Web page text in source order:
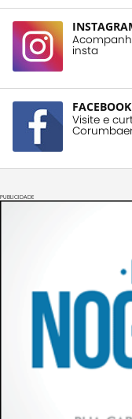
insta
FACEBOOK
Visite e
PUBLICIDADE